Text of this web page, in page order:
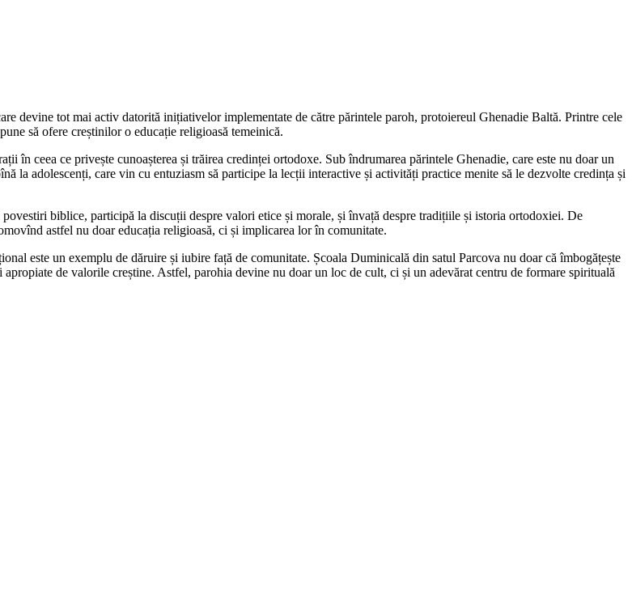
devine tot mai activ datorită inițiativelor implementate de către părintele paroh, protoiereul Ghenadie Baltă. Printre cele
să ofere creștinilor o educație religioasă temeinică.
în ceea ce privește cunoașterea și trăirea credinței ortodoxe. Sub îndrumarea părintele Ghenadie, care este nu doar un
la adolescenți, care vin cu entuziasm să participe la lecții interactive și activități practice menite să le dezvolte credința și
biblice, participă la discuții despre valori etice și morale, și învață despre tradițiile și istoria ortodoxiei. De
astfel nu doar educația religioasă, ci și implicarea lor în comunitate.
este un exemplu de dăruire și iubire față de comunitate. Școala Duminicală din satul Parcova nu doar că îmbogățește
de valorile creștine. Astfel, parohia devine nu doar un loc de cult, ci și un adevărat centru de formare spirituală